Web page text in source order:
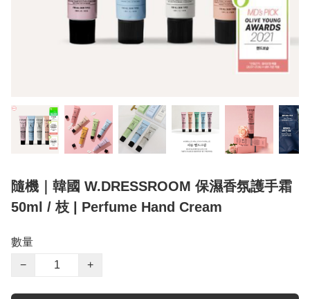
隨機｜韓國 W.DRESSROOM 保濕香氛護手霜
50ml / 枝 | Perfume Hand Cream
數量
−
+